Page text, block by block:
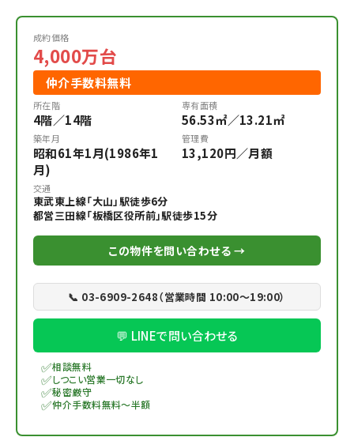
成約価格
4,000万台
仲介手数料無料
所在階
4階／14階
専有面積
56.53㎡／13.21㎡
築年月
昭和61年1月(1986年1
月)
管理費
13,120円／月額
交通
東武東上線「大山」駅徒歩6分
都営三田線「板橋区役所前」駅徒歩15分
この物件を問い合わせる →
📞 03-6909-2648（営業時間 10:00〜19:00）
💬 LINEで問い合わせる
✅相談無料
✅しつこい営業一切なし
✅秘密厳守
✅仲介手数料無料～半額